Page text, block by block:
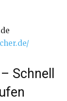
Schnell